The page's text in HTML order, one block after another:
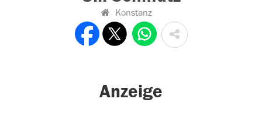
Konstanz
Anzeige